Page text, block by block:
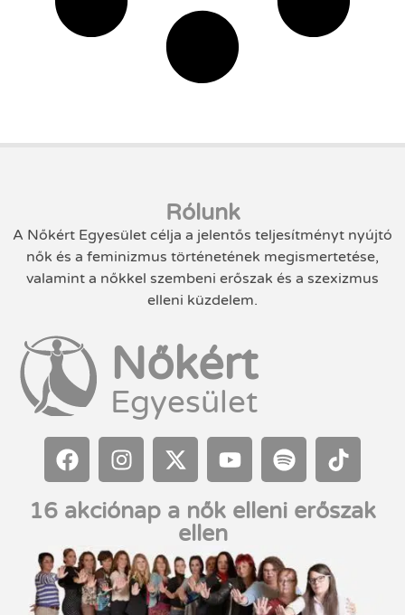
Rólunk
A Nőkért Egyesület célja a jelentős teljesítményt nyújtó
nők és a feminizmus történetének megismertetése,
valamint a nőkkel szembeni erőszak és a szexizmus
elleni küzdelem.
Nőkért
Egyesület
16 akciónap a nők elleni erőszak
ellen